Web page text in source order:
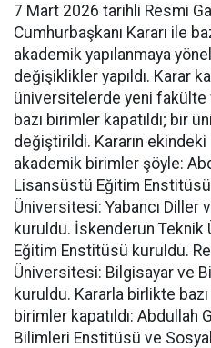
7 Mart 2026 tarihli Resmi
Cumhurbaşkanı Kararı ile
akademik yapılanmaya
değişiklikler yapıldı. Karar
üniversitelerde yeni
bazı birimler kapatıldı; bir
değiştirildi. Kararın
akademik birimler şöyle:
Lisansüstü Eğitim
Üniversitesi: Yabancı Diller
kuruldu. İskenderun
Eğitim Enstitüsü kuruldu.
Üniversitesi: Bilgisayar ve
kuruldu. Kararla birlikte
birimler kapatıldı: Abdullah
Bilimleri Enstitüsü ve